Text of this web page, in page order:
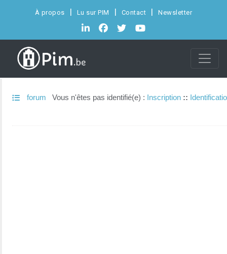
À propos Lu sur PIM Contact Newsletter
forum Vous n'êtes pas identifié(e) : Inscription ::